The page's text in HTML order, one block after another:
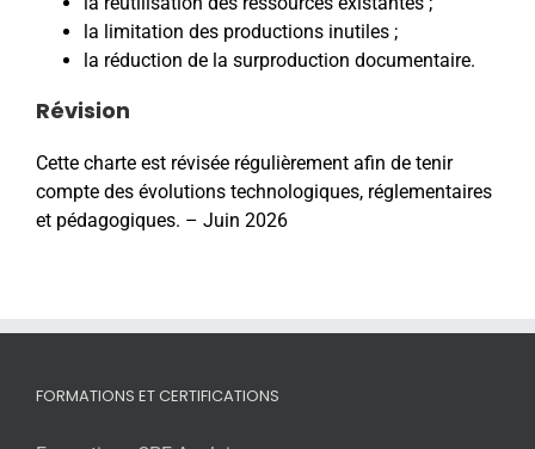
la limitation des productions inutiles ;
la réduction de la surproduction documentaire.
Révision
Cette charte est révisée régulièrement afin de tenir
compte des évolutions technologiques, réglementaires
et pédagogiques. – Juin 2026
FORMATIONS ET CERTIFICATIONS